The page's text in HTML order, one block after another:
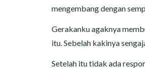
mengembang dengan
Gerakanku agaknya
itu. Sebelah kakinya
Setelah itu tidak ada